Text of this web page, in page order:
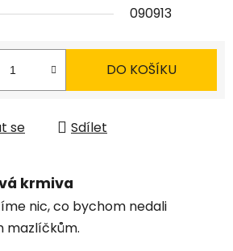
090913
DO KOŠÍKU
se Sdílet
krmiva
nic, co bychom nedali
mazlíčkům.